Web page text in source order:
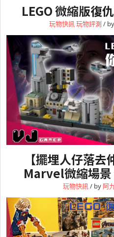
LEGO 微縮版復
玩物快訊玩物評測 / by
【擺埋人仔落
Marvel微縮場景
玩物快訊/ by 阿